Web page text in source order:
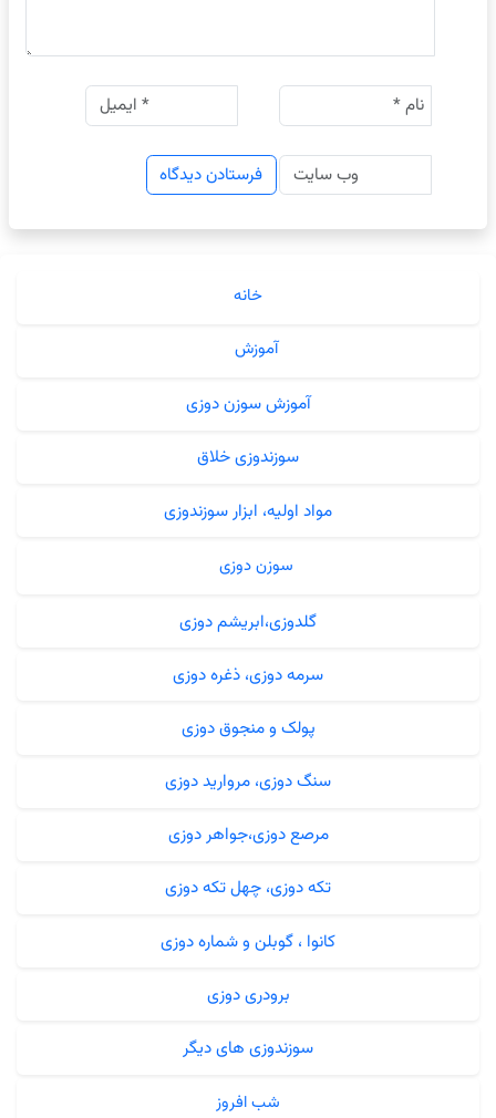
خانه
آموزش
آموزش سوزن دوزی
سوزندوزی خلاق
مواد اولیه، ابزار سوزندوزی
سوزن دوزی
گلدوزی،ابریشم دوزی
سرمه دوزی، ذغره دوزی
پولک و منجوق دوزی
سنگ دوزی، مروارید دوزی
مرصع دوزی،جواهر دوزی
تکه دوزی، چهل تکه دوزی
کانوا ، گوبلن و شماره دوزی
برودری دوزی
سوزندوزی های دیگر
شب افروز